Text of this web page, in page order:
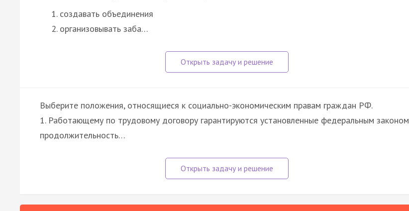
создавать объединения
организовывать заба…
Выберите положения, относящиеся к социально-экономическим правам граждан РФ.
1. Работающему по трудовому договору гарантируются установленные федеральным законом
продолжительность…